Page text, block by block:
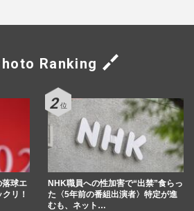
Ranking
落球エ
リ！
NHK職員への性加害で“出禁”食らっ
た〈5年前の番組出演者〉特定が進
むも、ネット…